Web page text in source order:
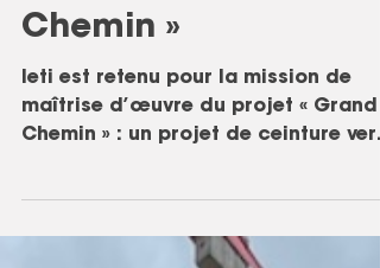
attributaire « Grand
Chemin »
Ieti est retenu pour la mission de
maîtrise d’œuvre du projet « Grand
s’étendant sur plus de 55...